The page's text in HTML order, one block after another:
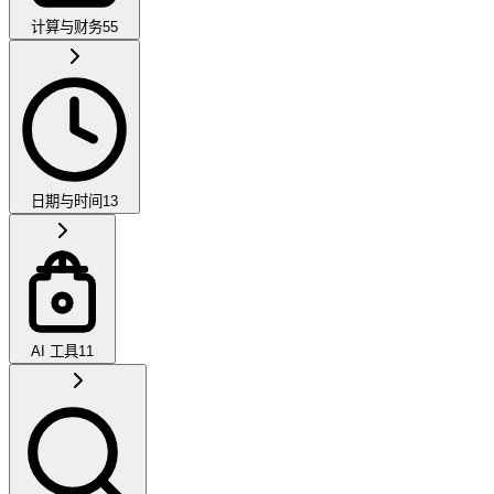
计算与财务55
日期与时间 13
AI 工具11